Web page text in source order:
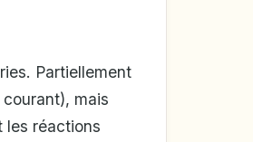
Partiellement
mais
les réactions